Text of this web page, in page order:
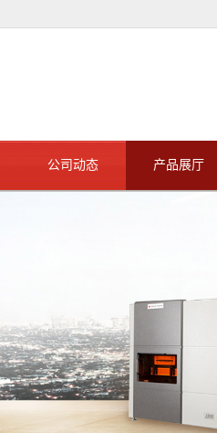
公司动态 产品展厅